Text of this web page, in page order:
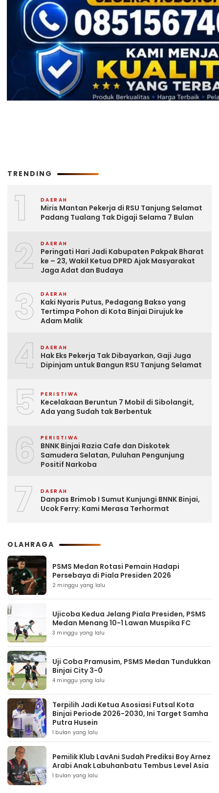
TRENDING
1 DAERAH
Miris Mantan Pekerja di RSU Tanjung Selamat
Padang Tualang Tak Digaji Selama 7 Bulan
2 DAERAH
Peringati Hari Jadi Kabupaten Pakpak Bharat
ke – 23, Wakil Ketua DPRD Ajak Masyarakat
Jaga Adat dan Budaya
3 DAERAH
Kaki Nyaris Putus, Pedagang Bakso yang
Tertimpa Pohon di Kota Binjai Dirujuk ke
Adam Malik
4 DAERAH
Hak Eks Pekerja Tak Dibayarkan, Gaji Juga
Dipinjam untuk Bangun RSU Tanjung Selamat
5 PERISTIWA
Kecelakaan Beruntun 7 Mobil di Sibolangit,
Ada yang Sudah tak Berbentuk
6 PERISTIWA
BNNK Binjai Razia Cafe dan Diskotek
Samudera Selatan, Puluhan Pengunjung
Positif Narkoba
7 DAERAH
Danpas Brimob I Sumut Kunjungi BNNK Binjai,
Ucok Ferry: Kami Merasa Terhormat
OLAHRAGA
PSMS Medan Rotasi Pemain Hadapi
Persebaya di Piala Presiden 2026
2 minggu yang lalu
Ujicoba Kedua Jelang Piala Presiden, PSMS
Medan Menang 10-1 Lawan Muspika FC
3 minggu yang lalu
Uji Coba Pramusim, PSMS Medan Tundukkan
Binjai City 3-0
4 minggu yang lalu
Terpilih Jadi Ketua Asosiasi Futsal Kota
Binjai Periode 2026-2030, Ini Target Samha
Putra Husein
1 bulan yang lalu
Pemilik Klub LavAni Sudah Prediksi Boy Arnez
Arabi Anak Labuhanbatu Tembus Level Asia
1 bulan yang lalu